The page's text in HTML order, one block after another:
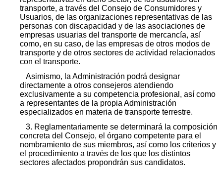
transporte, a través del Consejo de Consumidores y
Usuarios, de las organizaciones representativas de las
personas con discapacidad y de las asociaciones de
empresas usuarias del transporte de mercancía, así
como, en su caso, de las empresas de otros modos de
transporte y de otros sectores de actividad relacionados
con el transporte.
Asimismo, la Administración podrá designar
directamente a otros consejeros atendiendo
exclusivamente a su competencia profesional, así como
a representantes de la propia Administración
especializados en materia de transporte terrestre.
3. Reglamentariamente se determinará la composición
concreta del Consejo, el órgano competente para el
nombramiento de sus miembros, así como los criterios y
el procedimiento a través de los que los distintos
sectores afectados propondrán sus candidatos.